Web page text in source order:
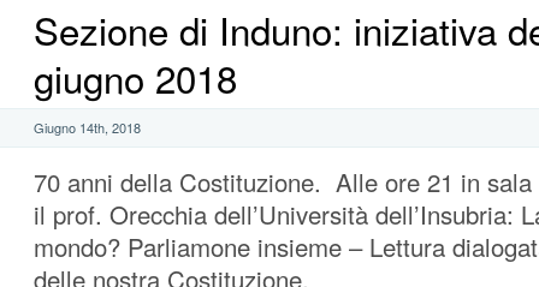
Sezione di Induno: iniziativa
giugno 2018
Giugno 14th, 2018
70 anni della Costituzione. Alle ore 21 in
il prof. Orecchia dell’Università dell’Insubria:
mondo? Parliamone insieme – Lettura
delle nostra Costituzione.